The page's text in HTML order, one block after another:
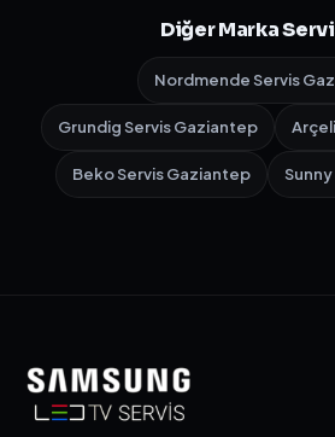
Diğer Marka
Nordmende Servis
Grundig Servis Gaziantep
Beko Servis Gaziantep